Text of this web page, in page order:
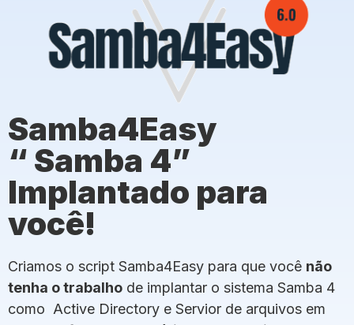
Samba4Easy
“ Samba 4”
Implantado para
você!
Criamos o script Samba4Easy para que você não
tenha o trabalho de implantar o sistema Samba 4
como Active Directory e Servior de arquivos em